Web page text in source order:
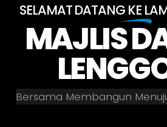
SELAMAT DATANG KE
MAJLIS
Bersama Membangun Menuj